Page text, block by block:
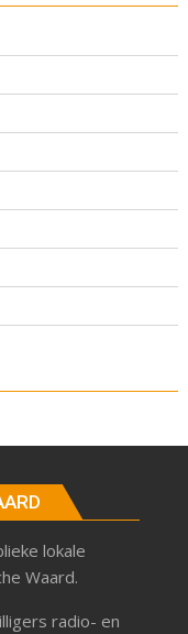
lokale
Waard.
radio- en